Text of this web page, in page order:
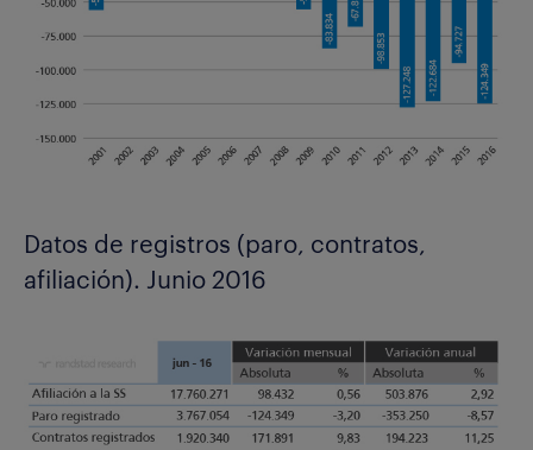
Datos de registros (paro, contratos,
afiliación). Junio 2016